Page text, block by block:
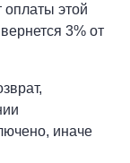
оплаты этой
3% от
иначе